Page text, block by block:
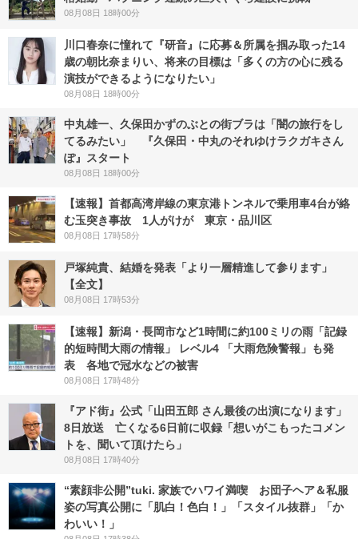
08月08日 18時00分
川口春奈に憧れて『研音』に応募＆所属を掴み取った14
歳の朝比奈まりい、将来の目標は「多くの方の心に残る
演技ができるようになりたい」
08月08日 18時00分
中丸雄一、久保田かずのぶとの街ブラは「闇の旅行をし
てるみたい」 『久保田・中丸のそれゆけラクガキさん
ぽ』スタート
08月08日 18時00分
【速報】首都高湾岸線の東京港トンネルで乗用車4台が絡
む玉突き事故 1人がけが 東京・品川区
08月08日 17時58分
戸塚純貴、結婚を発表「より一層精進して参ります」
【全文】
08月08日 17時53分
【速報】新潟・長岡市など1時間に約100ミリの雨「記録
的短時間大雨の情報」 レベル4 「大雨危険警報」も発
表 各地で冠水などの被害
08月08日 17時48分
『アド街』公式「山田五郎 さん最後の出演になります」
8日放送 亡くなる6日前に収録「想いがこもったコメン
トを、聞いて頂けたら」
08月08日 17時40分
“素顔非公開”tuki. 家族でハワイ満喫 お団子ヘア＆私服
姿の写真公開に「肌白！色白！」「スタイル抜群」「か
わいい！」